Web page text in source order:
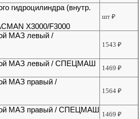
гидроцилиндра (внутр.
X3000/F3000
шт₽
МАЗ левый /
1543₽
МАЗ левый / СПЕЦМАШ
1469₽
МАЗ правый /
1564₽
МАЗ правый / СПЕЦМАШ
1469₽